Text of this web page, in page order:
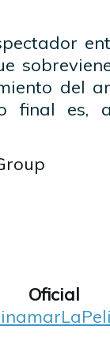
del
final es,